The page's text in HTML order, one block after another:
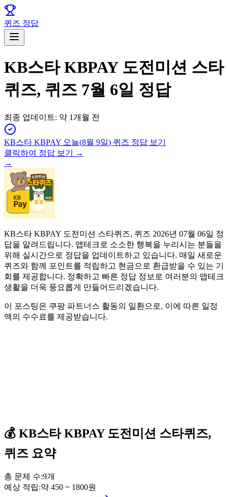
퀴즈 정답
KB스타 KBPAY 도전미션 스타
퀴즈, 퀴즈 7월 6일 정답
최종 업데이트: 약 1개월 전
KB스타 KBPAY 오늘(8월 9일) 퀴즈 정답 보기
클릭하여 정답 보기 →
→
KB스타 KBPAY 도전미션 스타퀴즈, 퀴즈 2026년 07월 06일 정
답을 알려드립니다. 앱테크로 소소한 행복을 누리시는 분들을
위해 실시간으로 정답을 업데이트하고 있습니다. 매일 새로운
퀴즈와 함께 포인트를 적립하고 현금으로 환급받을 수 있는 기
회를 제공합니다. 정확하고 빠른 정답 정보로 여러분의 앱테크
생활을 더욱 풍요롭게 만들어드리겠습니다.
이 포스팅은 쿠팡 파트너스 활동의 일환으로, 이에 따른 일정
액의 수수료를 제공받습니다.
💰 KB스타 KBPAY 도전미션 스타퀴즈,
퀴즈 요약
총 문제 수:9개
예상 적립:약 450 ~ 1800원